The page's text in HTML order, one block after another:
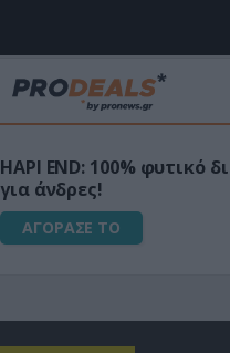
Μεταμόρφωσε τον κήπο
Ultra Box Μίνι
μπαταρία λιθίου
ΑΓΟΡΑΣΕ ΤΟ